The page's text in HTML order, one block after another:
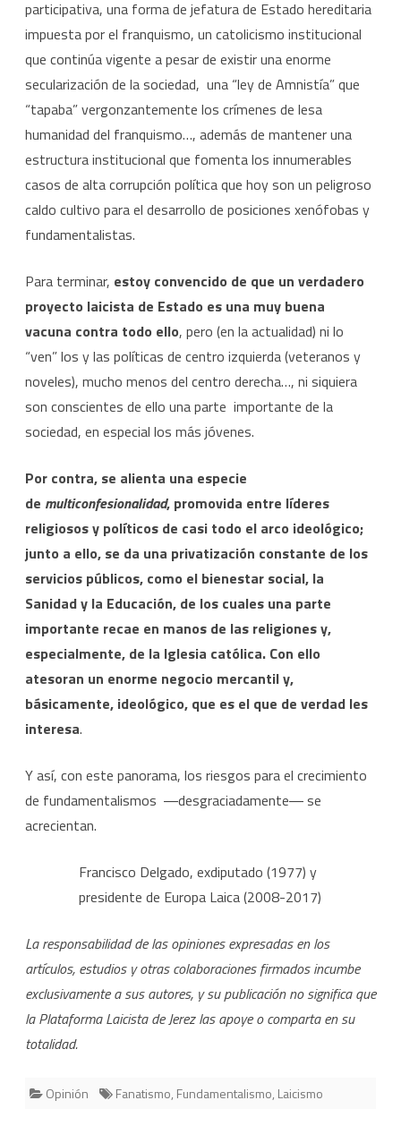
participativa, una forma de jefatura de Estado hereditaria
impuesta por el franquismo, un catolicismo institucional
que continúa vigente a pesar de existir una enorme
secularización de la sociedad, una “ley de Amnistía” que
“tapaba” vergonzantemente los crímenes de lesa
humanidad del franquismo…, además de mantener una
estructura institucional que fomenta los innumerables
casos de alta corrupción política que hoy son un peligroso
caldo cultivo para el desarrollo de posiciones xenófobas y
fundamentalistas.
Para terminar, estoy convencido de que un verdadero
proyecto laicista de Estado es una muy buena
vacuna contra todo ello, pero (en la actualidad) ni lo
“ven” los y las políticas de centro izquierda (veteranos y
noveles), mucho menos del centro derecha…, ni siquiera
son conscientes de ello una parte importante de la
sociedad, en especial los más jóvenes.
Por contra, se alienta una especie
de multiconfesionalidad, promovida entre líderes
religiosos y políticos de casi todo el arco ideológico;
junto a ello, se da una privatización constante de los
servicios públicos, como el bienestar social, la
Sanidad y la Educación, de los cuales una parte
importante recae en manos de las religiones y,
especialmente, de la Iglesia católica. Con ello
atesoran un enorme negocio mercantil y,
básicamente, ideológico, que es el que de verdad les
interesa.
Y así, con este panorama, los riesgos para el crecimiento
de fundamentalismos ―desgraciadamente― se
acrecientan.
Francisco Delgado, exdiputado (1977) y
presidente de Europa Laica (2008-2017)
La responsabilidad de las opiniones expresadas en los
artículos, estudios y otras colaboraciones firmados incumbe
exclusivamente a sus autores, y su publicación no significa que
la Plataforma Laicista de Jerez las apoye o comparta en su
totalidad.
Opinión Fanatismo, Fundamentalismo, Laicismo